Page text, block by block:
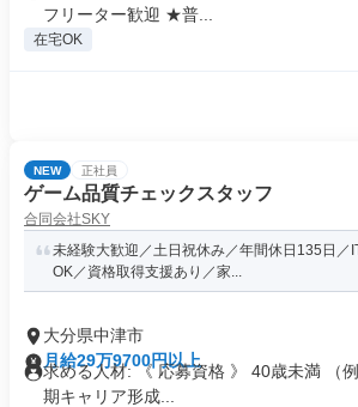
フリーター歓迎 ★普...
在宅OK
NEW 正社員
ゲーム品質チェックスタッフ
合同会社SKY
未経験大歓迎／土日祝休み／年間休日135日／
OK／資格取得支援あり／家...
大分県中津市
月給29万9700円以上
求める人材: 《 応募資格 》 40歳未満 （
期キャリア形成...